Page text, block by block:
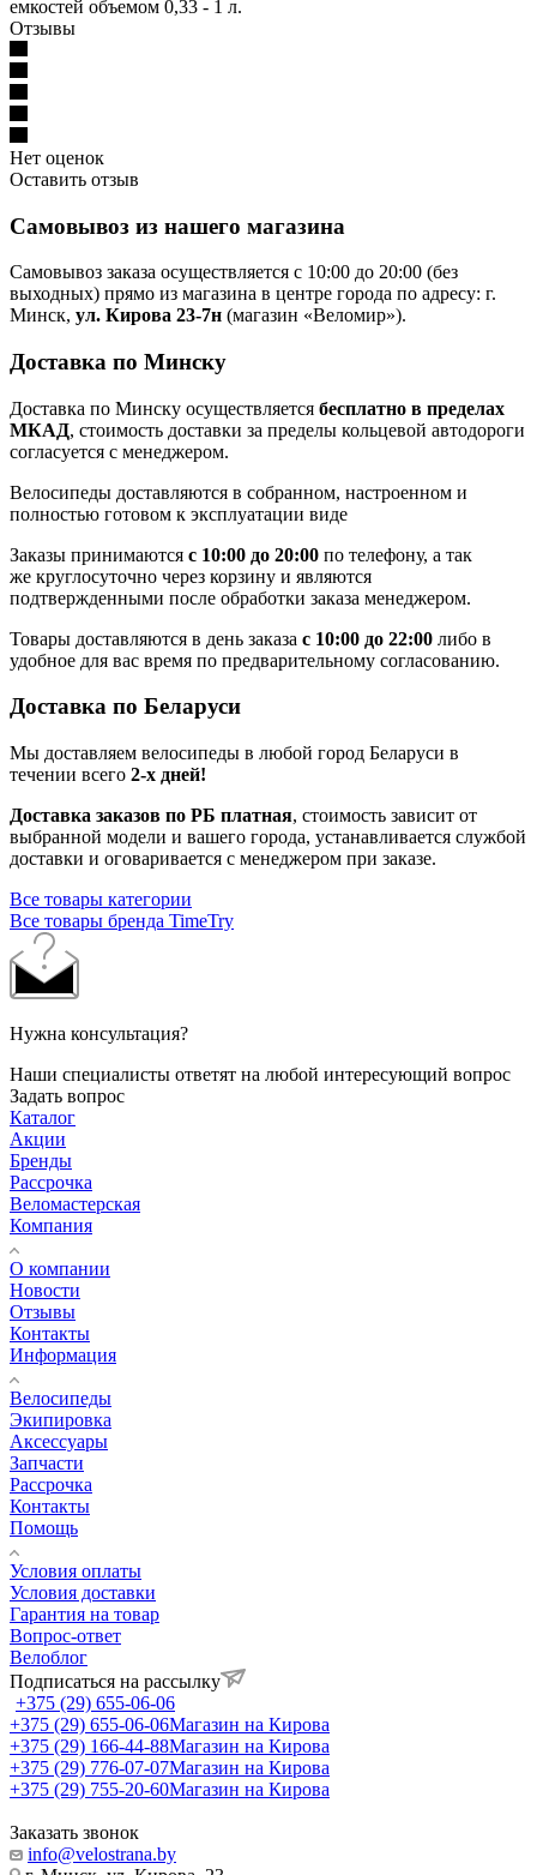
емкостей объемом 0,33 - 1 л.
Отзывы
Нет оценок
Оставить отзыв
Самовывоз из нашего магазина
Самовывоз заказа осуществляется с 10:00 до 20:00 (без
выходных) прямо из магазина в центре города по адресу: г.
Минск, ул. Кирова 23-7н (магазин «Веломир»).
Доставка по Минску
Доставка по Минску осуществляется бесплатно в пределах
МКАД, стоимость доставки за пределы кольцевой автодороги
согласуется с менеджером.
Велосипеды доставляются в собранном, настроенном и
полностью готовом к эксплуатации виде
Заказы принимаются с 10:00 до 20:00 по телефону, а так
же круглосуточно через корзину и являются
подтвержденными после обработки заказа менеджером.
Товары доставляются в день заказа с 10:00 до 22:00 либо в
удобное для вас время по предварительному согласованию.
Доставка по Беларуси
Мы доставляем велосипеды в любой город Беларуси в
течении всего 2-х дней!
Доставка заказов по РБ платная, стоимость зависит от
выбранной модели и вашего города, устанавливается службой
доставки и оговаривается с менеджером при заказе.
Все товары категории
Все товары бренда TimeTry
Нужна консультация?
Наши специалисты ответят на любой интересующий вопрос
Задать вопрос
Каталог
Акции
Бренды
Рассрочка
Веломастерская
Компания
О компании
Новости
Отзывы
Контакты
Информация
Велосипеды
Экипировка
Аксессуары
Запчасти
Рассрочка
Контакты
Помощь
Условия оплаты
Условия доставки
Гарантия на товар
Вопрос-ответ
Велоблог
Подписаться на рассылку
+375 (29) 655-06-06
+375 (29) 655-06-06Магазин на Кирова
+375 (29) 166-44-88Магазин на Кирова
+375 (29) 776-07-07Магазин на Кирова
+375 (29) 755-20-60Магазин на Кирова
Заказать звонок
info@velostrana.by